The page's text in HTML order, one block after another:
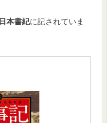
日本書紀に記されていま